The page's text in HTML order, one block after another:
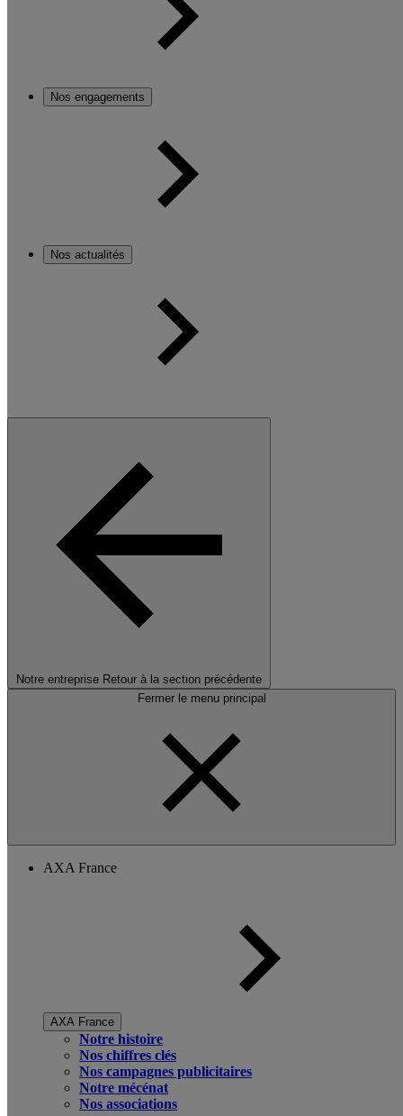
Nos engagements
Nos actualités
Notre entreprise Retour à la section précédente
Fermer le menu principal
AXA France
AXA France
Notre histoire
Nos chiffres clés
Nos campagnes publicitaires
Notre mécénat
Nos associations